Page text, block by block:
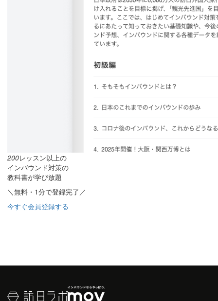
200レッスン以上の
インバウンド対策の
教科書が学び放題
＼無料・1分で登録完了／
今すぐ会員登録する